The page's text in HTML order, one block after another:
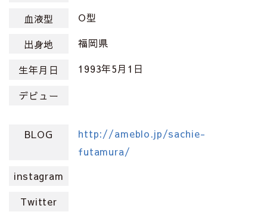
血液型
O型
出身地 福岡県
生年月日 1993年5月1日
デビュー
BLOG
http://ameblo.jp/sachie-
futamura/
instagram
Twitter